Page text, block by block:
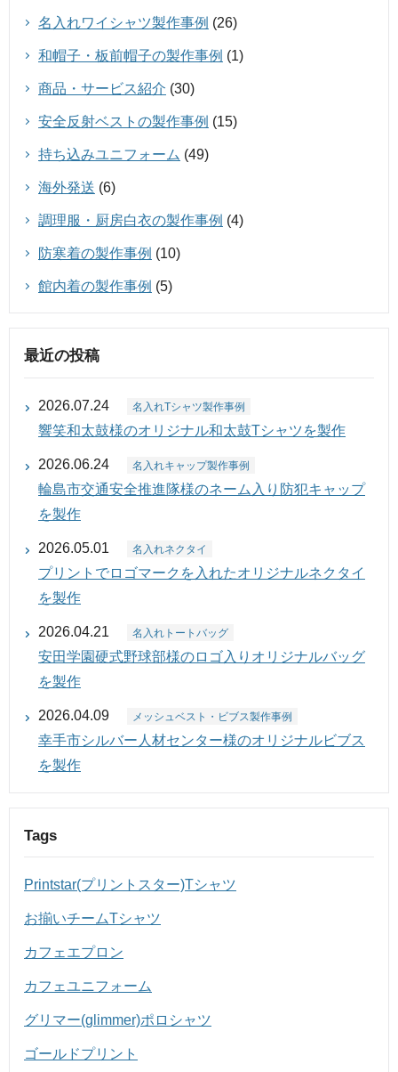
名入れワイシャツ製作事例 (26)
和帽子・板前帽子の製作事例 (1)
商品・サービス紹介 (30)
安全反射ベストの製作事例 (15)
持ち込みユニフォーム (49)
海外発送 (6)
調理服・厨房白衣の製作事例 (4)
防寒着の製作事例 (10)
館内着の製作事例 (5)
最近の投稿
2026.07.24 名入れTシャツ製作事例
響笑和太鼓様のオリジナル和太鼓Tシャツを製作
2026.06.24 名入れキャップ製作事例
輪島市交通安全推進隊様のネーム入り防犯キャップ
を製作
2026.05.01 名入れネクタイ
プリントでロゴマークを入れたオリジナルネクタイ
を製作
2026.04.21 名入れトートバッグ
安田学園硬式野球部様のロゴ入りオリジナルバッグ
を製作
2026.04.09 メッシュベスト・ビブス製作事例
幸手市シルバー人材センター様のオリジナルビブス
を製作
Tags
Printstar(プリントスター)Tシャツ
お揃いチームTシャツ
カフェエプロン
カフェユニフォーム
グリマー(glimmer)ポロシャツ
ゴールドプリント